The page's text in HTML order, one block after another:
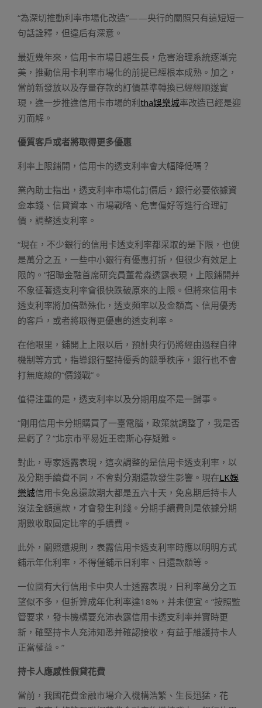
“為深切推動利率市場化改造”——央行的關照只有這短短一
句話詮釋，但違后有深意。
最近幾年來，信用卡市場日趨生長，危害治理系統逐漸完
美，推動信用卡利率市場化的前提已經根本成熟。加之，
當前新發放以及存量存款的訂價基準轉換已經經順遂實
現，進一步推進信用卡市場的利tha娛樂城率改造已經是迎
刃而解。
優質客戶或者將取得更多優惠
利率上限鋪開，信用卡的透支利率會大幅降低嗎？
業內助士指出，透支利率市場化訂價后，銀行必要依據資
金本錢、信貸資本、市場戰略、危害偏好等進行合理訂
價，調整透支利率。
“現在，不少銀行的信用卡透支利率都采取的是下限，也便
是萬分之五，一些中小銀行有優惠打折，但很少有效足上
限的。”招聯金融首席研究員董希淼透露表現，上限鋪開并
不象征著透支利率會很快跌破原來的上限。但將來信用卡
透支利率將加倍懸殊化，透支頻率以及金額高、信用優秀
的客戶，或者將取得更優惠的透支利率。
在他眼里，鋪開上上限以后，預計央行仍將經由過程自律
機制等方式，指導銀行堅持優秀的競爭秩序，銀行也不會
打無底線的“價錢戰”。
值得注重的是，透支利率以及分期用度不是一歸事。
“剛用信用卡分期購買了一臺電腦，政策就調整了，我是否
是虧了？”北京市平易近王密斯心存疑難。
對此，專家透露表現，這次調整的是信用卡透支利率，以
及分期手續費不同，不會對分期還款發生影響。現在LK娛
樂城信用卡免息還款期大都是五六十天，免息期后持卡人
沒法全額還款，才會發生利錢。分期手續費則是依據分期
期數收取固定比率的手續費。
此外，關照還規則，表露信用卡透支利率時應以明明方式
鋪示年化利率，不得僅鋪示日利率、日還款額等。
一位國有大行信用卡中央人士透露表現，日利率萬分之五
望似不多，但折算成年化利率達18%，并未便宜。“按照監
管要求，發卡機構要充沛表露信用卡透支利率并實時更
新，確堅持卡人充沛知悉并確認接收，有益于維護持卡人
正當權益。”
持卡人應感性假貸花費
當前，我國花費金融市場介入機構浩繁、生長迅猛，花